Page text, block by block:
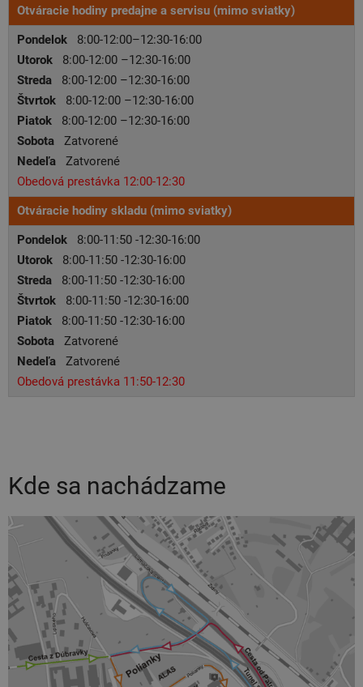
Otváracie hodiny predajne a servisu (mimo sviatky)
Pondelok 8:00-12:00–12:30-16:00
Utorok 8:00-12:00 –12:30-16:00
Streda 8:00-12:00 –12:30-16:00
Štvrtok 8:00-12:00 –12:30-16:00
Piatok 8:00-12:00 –12:30-16:00
Sobota Zatvorené
Nedeľa Zatvorené
Obedová prestávka 12:00-12:30
Otváracie hodiny skladu (mimo sviatky)
Pondelok 8:00-11:50 -12:30-16:00
Utorok 8:00-11:50 -12:30-16:00
Streda 8:00-11:50 -12:30-16:00
Štvrtok 8:00-11:50 -12:30-16:00
Piatok 8:00-11:50 -12:30-16:00
Sobota Zatvorené
Nedeľa Zatvorené
Obedová prestávka 11:50-12:30
Kde sa nachádzame